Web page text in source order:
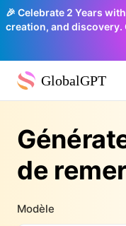
🎉 Celebrate 2 Years
creation, and discovery.
GlobalGPT
de
Modèle